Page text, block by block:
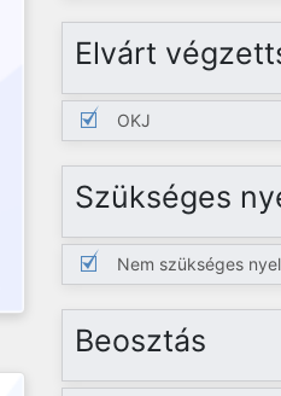
Elvárt
OKJ
Szükséges
Nem szükséges
Beosztás